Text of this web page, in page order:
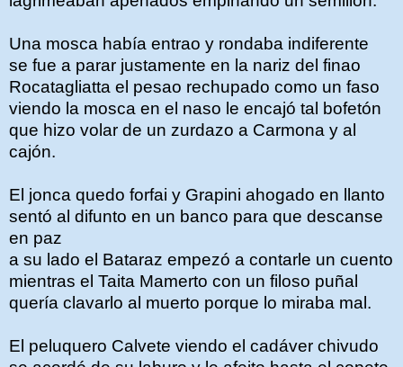
Una mosca había entrao y rondaba indiferente
se fue a parar justamente en la nariz del finao
Rocatagliatta el pesao rechupado como un faso
viendo la mosca en el naso le encajó tal bofetón
que hizo volar de un zurdazo a Carmona y al
cajón.
El jonca quedo forfai y Grapini ahogado en llanto
sentó al difunto en un banco para que descanse
en paz
a su lado el Bataraz empezó a contarle un cuento
mientras el Taita Mamerto con un filoso puñal
quería clavarlo al muerto porque lo miraba mal.
El peluquero Calvete viendo el cadáver chivudo